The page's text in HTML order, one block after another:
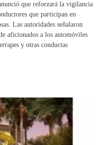
que reforzará la vigilancia
que participan en
Las autoridades señalaron
aficionados a los automóviles
y otras conductas